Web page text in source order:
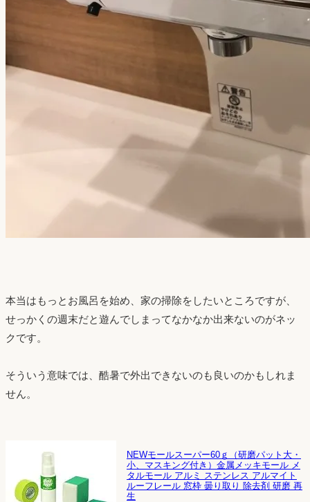
本当はもっとお風呂を始め、家の掃除をしたいところですが、
せっかくの週末だと遊んでしまってなかなか出来ないのがネッ
クです。
そういう意味では、酷暑で外出できないのも良いのかもしれま
せん。
NEWモールスーパー60ｇ（研磨パット大・
小、マスキング付き）金属メッキモール メ
タルモール アルミ ステンレス アルマイト
ルーフレール 窓枠 曇り取り 除去剤 研磨 再
生